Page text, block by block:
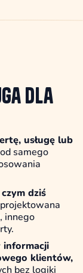
dla
usługę lub
samego
dziś
projektowana
innego
informacji
klientów,
bez logiki